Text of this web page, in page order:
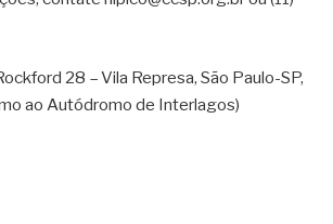
28 – Vila Represa, São Paulo-SP,
ao Autódromo de Interlagos)